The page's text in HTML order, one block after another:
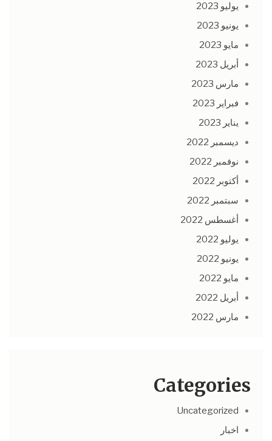
يوليو 2023
يونيو 2023
مايو 2023
أبريل 2023
مارس 2023
فبراير 2023
يناير 2023
ديسمبر 2022
نوفمبر 2022
أكتوبر 2022
سبتمبر 2022
أغسطس 2022
يوليو 2022
يونيو 2022
مايو 2022
أبريل 2022
مارس 2022
Categories
Uncategorized
اخبار